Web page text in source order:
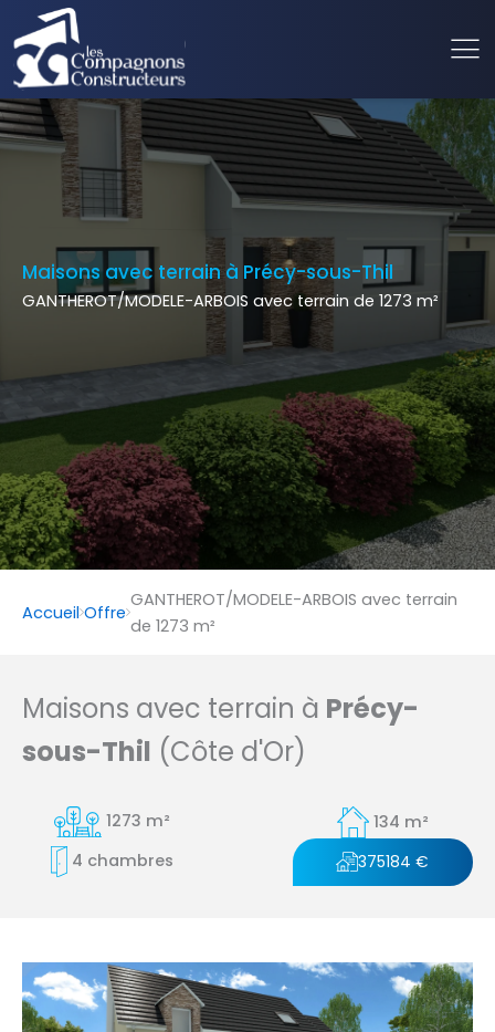
Maisons avec terrain à Précy-sous-Thil
GANTHEROT/MODELE-ARBOIS avec terrain de 1273 m²
Accueil Offre
GANTHEROT/MODELE-ARBOIS avec terrain
de 1273 m²
Maisons avec terrain à Précy-
sous-Thil (Côte d'Or)
1273 m²
134 m²
4 chambres
375184 €